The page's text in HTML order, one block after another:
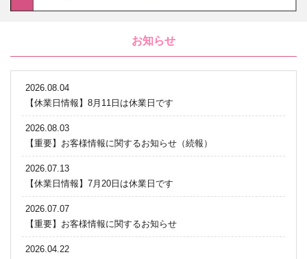
お知らせ
2026.08.04
【休業日情報】8月11日は休業日です
2026.08.03
【重要】お客様情報に関するお知らせ（続報）
2026.07.13
【休業日情報】7月20日は休業日です
2026.07.07
【重要】お客様情報に関するお知らせ
2026.04.22